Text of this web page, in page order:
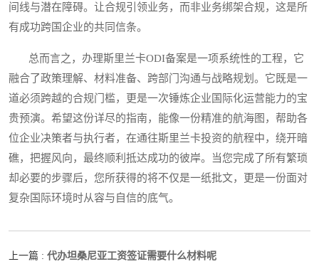
间线与潜在障碍。让合规引领业务，而非业务绑架合规，这是所
有成功跨国企业的共同信条。
总而言之，办理斯里兰卡ODI备案是一项系统性的工程，它
融合了政策理解、材料准备、跨部门沟通与战略规划。它既是一
道必须跨越的合规门槛，更是一次锤炼企业国际化运营能力的宝
贵预演。希望这份详尽的指南，能像一份精准的航海图，帮助各
位企业决策者与执行者，在通往斯里兰卡投资的航程中，绕开暗
礁，把握风向，最终顺利抵达成功的彼岸。当您完成了所有繁琐
却必要的步骤后，您所获得的将不仅是一纸批文，更是一份面对
复杂国际环境时从容与自信的底气。
上一篇 : 代办坦桑尼亚工资签证需要什么材料呢